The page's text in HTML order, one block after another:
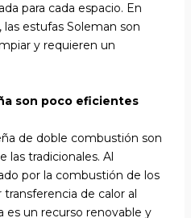
para cada espacio. En
estufas Soleman son
y requieren un
son poco eficientes
de doble combustión son
las tradicionales. Al
por la combustión de los
de calor al
es un recurso renovable y